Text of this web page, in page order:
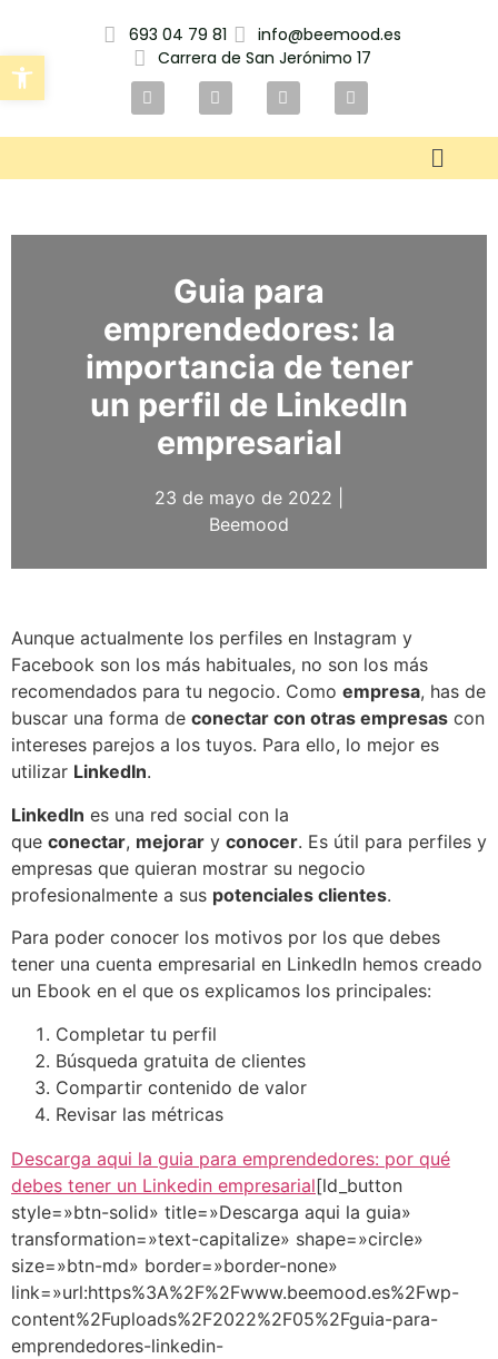
693 04 79 81
info@beemood.es
Carrera de San Jerónimo 17
Guia para
emprendedores: la
importancia de tener
un perfil de LinkedIn
empresarial
23 de mayo de 2022 |
Beemood
Aunque actualmente los perfiles en Instagram y
Facebook son los más habituales, no son los más
recomendados para tu negocio. Como empresa, has de
buscar una forma de conectar con otras empresas con
intereses parejos a los tuyos. Para ello, lo mejor es
utilizar LinkedIn.
LinkedIn es una red social con la
que conectar, mejorar y conocer. Es útil para perfiles y
empresas que quieran mostrar su negocio
profesionalmente a sus potenciales clientes.
Para poder conocer los motivos por los que debes
tener una cuenta empresarial en LinkedIn hemos creado
un Ebook en el que os explicamos los principales:
Completar tu perfil
Búsqueda gratuita de clientes
Compartir contenido de valor
Revisar las métricas
Descarga aqui la guia para emprendedores: por qué
debes tener un Linkedin empresarial[ld_button
style=»btn-solid» title=»Descarga aqui la guia»
transformation=»text-capitalize» shape=»circle»
size=»btn-md» border=»border-none»
link=»url:https%3A%2F%2Fwww.beemood.es%2Fwp-
content%2Fuploads%2F2022%2F05%2Fguia-para-
emprendedores-linkedin-
Abrir barra de herramientas